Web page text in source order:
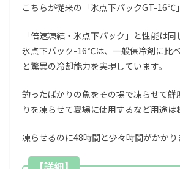
こちらが従来の「氷点下パックGT-16℃
「倍速凍結・氷点下パック」と性能は同
氷点下パック-16℃は、一般保冷剤に比
と驚異の冷却能力を実現しています。
釣ったばかりの魚をその場で凍らせて鮮
りを凍らせて夏場に使用するなど用途は
凍らせるのに48時間と少々時間がかかり